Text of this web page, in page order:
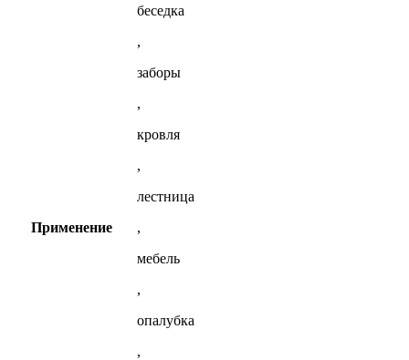
Применение
беседка
,
заборы
,
кровля
,
лестница
,
мебель
,
опалубка
,